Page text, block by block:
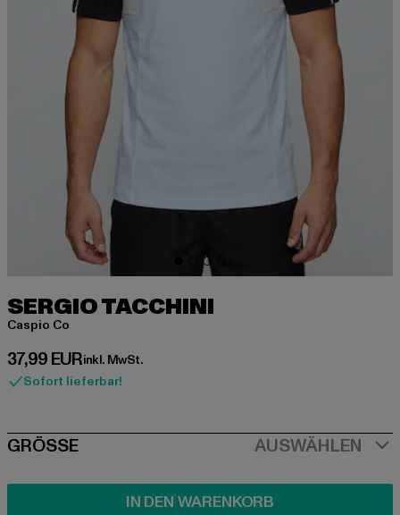
SERGIO TACCHINI
Caspio Co
37,99 EUR
Derzeitiger Preis: 37,99 EUR
inkl. MwSt.
Sofort lieferbar!
SIZE
GRÖSSE AUSWÄHLEN
IN DEN WARENKORB